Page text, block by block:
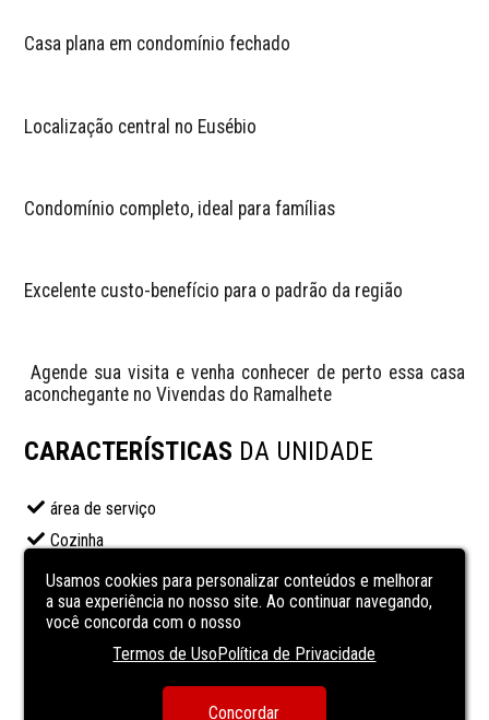
Casa plana em condomínio fechado
Localização central no Eusébio
Condomínio completo, ideal para famílias
Excelente custo-benefício para o padrão da região
Agende sua visita e venha conhecer de perto essa casa
aconchegante no Vivendas do Ramalhete
CARACTERÍSTICAS DA UNIDADE
área de serviço
Cozinha
lavanderia
Sala de almoço
sala de estar
sala de jantar
Usamos cookies para personalizar conteúdos e melhorar
a sua experiência no nosso site. Ao continuar navegando,
você concorda com o nosso
Termos de UsoPolítica de Privacidade
Concordar